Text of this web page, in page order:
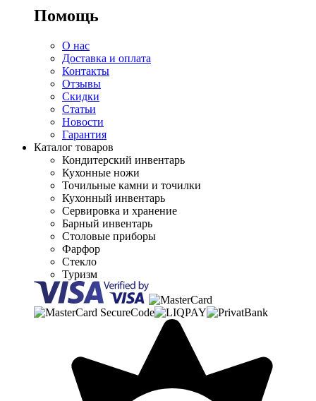
Помощь
О нас
Доставка и оплата
Контакты
Отзывы
Скидки
Статьи
Новости
Гарантия
Каталог товаров
Кондитерский инвентарь
Кухонные ножи
Точильные камни и точилки
Кухонный инвентарь
Сервировка и хранение
Барный инвентарь
Столовые приборы
Фарфор
Стекло
Туризм